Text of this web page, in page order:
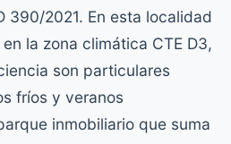
390/2021. En esta localidad
la zona climática CTE D3,
son particulares
fríos y veranos
inmobiliario que suma